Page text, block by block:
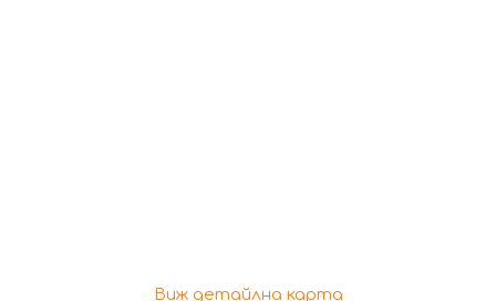
Виж детайлна карта